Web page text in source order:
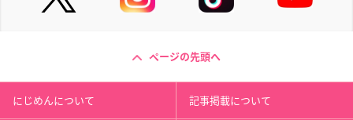
ページの先頭へ
にじめんについて 記事掲載について